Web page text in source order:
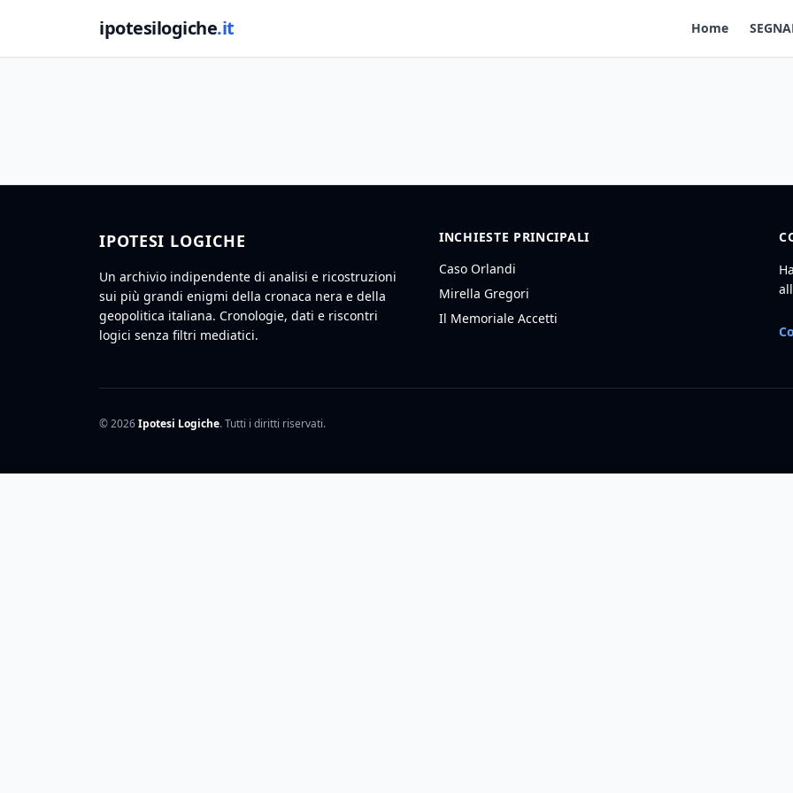
ipotesilogiche.it Home
IPOTESI LOGICHE
Un archivio indipendente di analisi e ricostruzioni
sui più grandi enigmi della cronaca nera e della
geopolitica italiana. Cronologie, dati e riscontri
logici senza filtri mediatici.
INCHIESTE PRINCIPALI
Caso Orlandi
Mirella Gregori
Il Memoriale Accetti
© 2026Ipotesi Logiche. Tutti i diritti riservati.